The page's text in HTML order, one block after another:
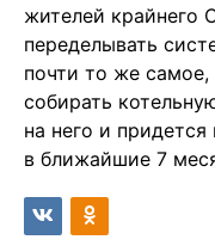
жителей крайнего
переделывать
почти то же
собирать
на него и
в ближайшие 7